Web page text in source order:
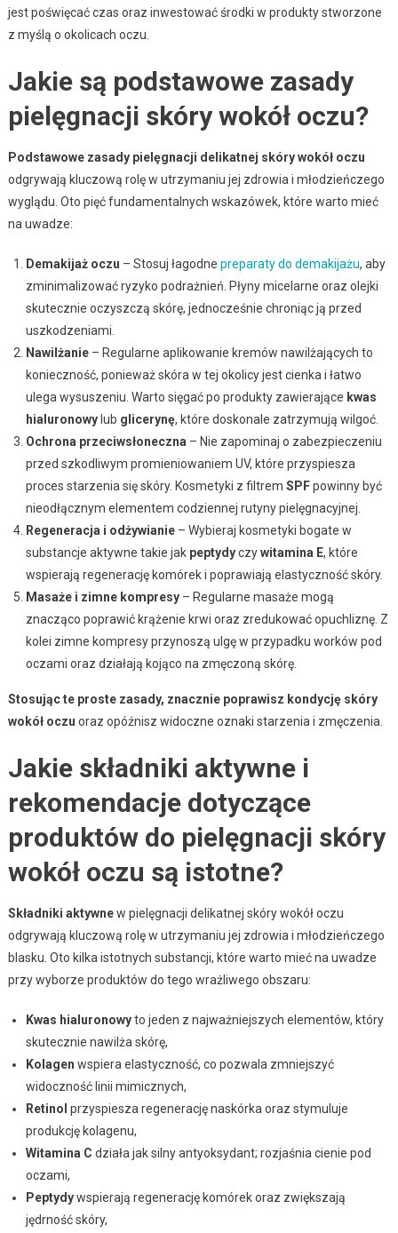
jest poświęcać czas oraz inwestować środki w produkty stworzone
z myślą o okolicach oczu.
Jakie są podstawowe zasady
pielęgnacji skóry wokół oczu?
Podstawowe zasady pielęgnacji delikatnej skóry wokół oczu
odgrywają kluczową rolę w utrzymaniu jej zdrowia i młodzieńczego
wyglądu. Oto pięć fundamentalnych wskazówek, które warto mieć
na uwadze:
Demakijaż oczu – Stosuj łagodne preparaty do demakijażu, aby
zminimalizować ryzyko podrażnień. Płyny micelarne oraz olejki
skutecznie oczyszczą skórę, jednocześnie chroniąc ją przed
uszkodzeniami.
Nawilżanie– Regularne aplikowanie kremów nawilżających to
konieczność, ponieważ skóra w tej okolicy jest cienka i łatwo
ulega wysuszeniu. Warto sięgać po produkty zawierające kwas
hialuronowylub glicerynę, które doskonale zatrzymują wilgoć.
Ochrona przeciwsłoneczna – Nie zapominaj o zabezpieczeniu
przed szkodliwym promieniowaniem UV, które przyspiesza
proces starzenia się skóry. Kosmetyki z filtrem SPFpowinny być
nieodłącznym elementem codziennej rutyny pielęgnacyjnej.
Regeneracja i odżywianie– Wybieraj kosmetyki bogate w
substancje aktywne takie jak peptydyczywitamina E, które
wspierają regenerację komórek i poprawiają elastyczność skóry.
Masaże i zimne kompresy– Regularne masaże mogą
znacząco poprawić krążenie krwi oraz zredukować opuchliznę. Z
kolei zimne kompresy przynoszą ulgę w przypadku worków pod
oczami oraz działają kojąco na zmęczoną skórę.
Stosując te proste zasady, znacznie poprawisz kondycję skóry
wokół oczu oraz opóźnisz widoczne oznaki starzenia i zmęczenia.
Jakie składniki aktywne i
rekomendacje dotyczące
produktów do pielęgnacji skóry
wokół oczu są istotne?
Składniki aktywnew pielęgnacji delikatnej skóry wokół oczu
odgrywają kluczową rolę w utrzymaniu jej zdrowia i młodzieńczego
blasku. Oto kilka istotnych substancji, które warto mieć na uwadze
przy wyborze produktów do tego wrażliwego obszaru:
Kwas hialuronowyto jeden z najważniejszych elementów, który
skutecznie nawilża skórę,
Kolagen wspiera elastyczność, co pozwala zmniejszyć
widoczność linii mimicznych,
Retinol przyspiesza regenerację naskórka oraz stymuluje
produkcję kolagenu,
Witamina C działa jak silny antyoksydant; rozjaśnia cienie pod
oczami,
Peptydywspierają regenerację komórek oraz zwiększają
jędrność skóry,